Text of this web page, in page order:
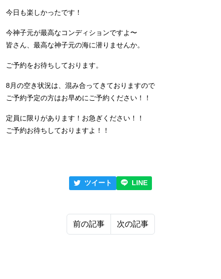
今日も楽しかったです！
今神子元が最高なコンディションですよ〜
皆さん、最高な神子元の海に潜りませんか。
ご予約をお待ちしております。
8月の空き状況は、混み合ってきておりますので
ご予約予定の方はお早めにご予約ください！！
定員に限りがあります！お急ぎください！！
ご予約お待ちしておりますよ！！
ツイート LINE
前の記事 次の記事